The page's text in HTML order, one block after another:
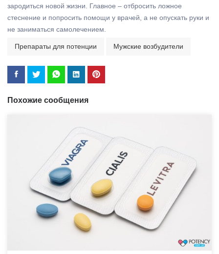
зародиться новой жизни. Главное – отбросить ложное
стеснение и попросить помощи у врачей, а не опускать руки и
не заниматься самолечением.
Препараты для потенции Мужские возбудители
Похожие сообщения